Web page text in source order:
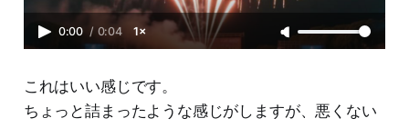
0:00 / 0:04 1×
これはいい感じです。
ちょっと詰まったような感じがしますが、悪くない